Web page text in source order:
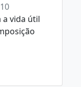
a vida útil